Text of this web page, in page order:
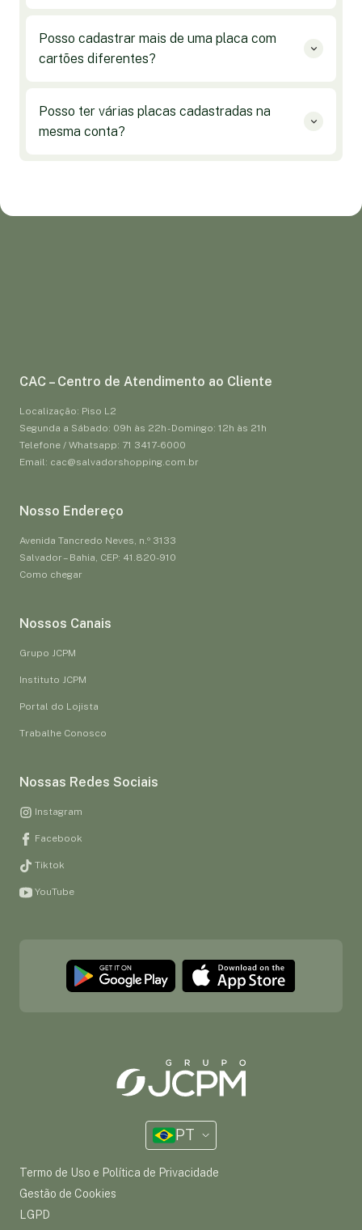
Posso cadastrar mais de uma placa com
cartões diferentes?
Posso ter várias placas cadastradas na
mesma conta?
CAC – Centro de Atendimento ao Cliente
Localização: Piso L2
Segunda a Sábado: 09h às 22h - Domingo: 12h às 21h
Telefone / Whatsapp: 71 3417-6000
Email: cac@salvadorshopping.com.br
Nosso Endereço
Avenida Tancredo Neves, n.º 3133
Salvador – Bahia, CEP: 41.820-910
Como chegar
Nossos Canais
Grupo JCPM
Instituto JCPM
Portal do Lojista
Trabalhe Conosco
Nossas Redes Sociais
Instagram
Facebook
Tiktok
YouTube
PT
Termo de Uso e Política de Privacidade
Gestão de Cookies
LGPD